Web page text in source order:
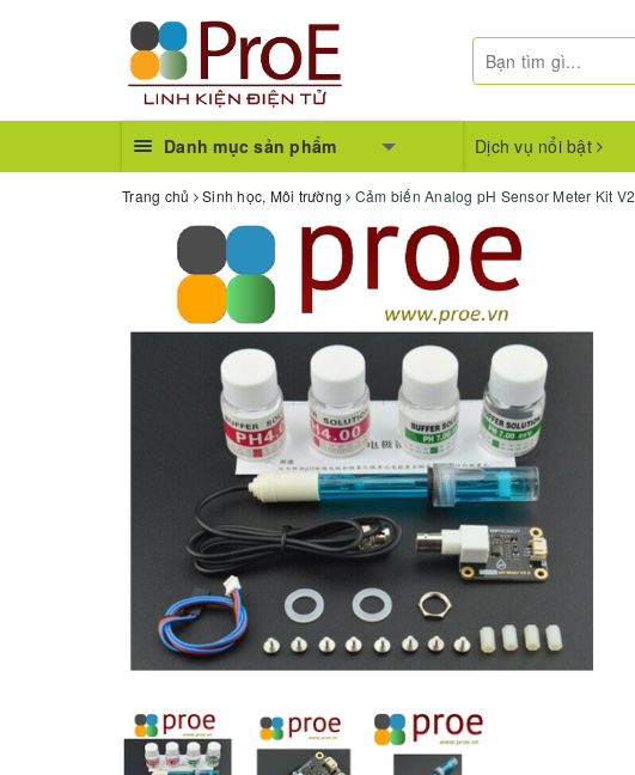
Danh mục sản phẩm Dịch vụ nổi bật
Trang chủ Sinh học, Môi trường Cảm biến Analog pH Sensor Meter Kit V2